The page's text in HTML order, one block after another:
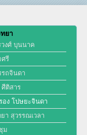
ยา
ยา
งศ์ บุนนาค
รี
ถจินดา
ติสาร
ง โปษยะจินดา
สุวรรณเวลา
ม